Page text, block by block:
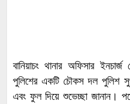
বানিয়াচং থানার অফিসার
পুলিশের একটি চৌকস দল পুলিশ
এবং ফুল দিয়ে শুভেচ্ছা জানান। পরে